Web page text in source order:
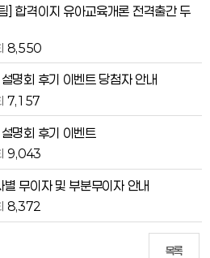
] 합격이지 유아교육개론 전격출간 두
8,550
명회 후기 이벤트 당첨자 안내
7,157
명회 후기 이벤트
9,043
무이자 및 부분무이자 안내
8,372
목록